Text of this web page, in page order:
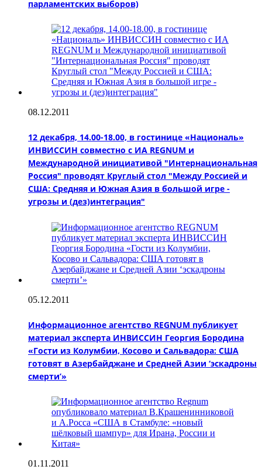
парламентских выборов)
08.12.2011
12 декабря, 14.00-18.00, в гостинице «Националь»
ИНВИССИН совместно с ИА REGNUM и
Международной инициативой "Интернациональная
Россия" проводят Круглый стол "Между Россией и
США: Средняя и Южная Азия в большой игре -
угрозы и (дез)интеграция"
05.12.2011
Информационное агентство REGNUM публикует
материал эксперта ИНВИССИН Георгия Бородина
«Гости из Колумбии, Косово и Сальвадора: США
готовят в Азербайджане и Средней Азии ‘эскадроны
смерти’»
01.11.2011